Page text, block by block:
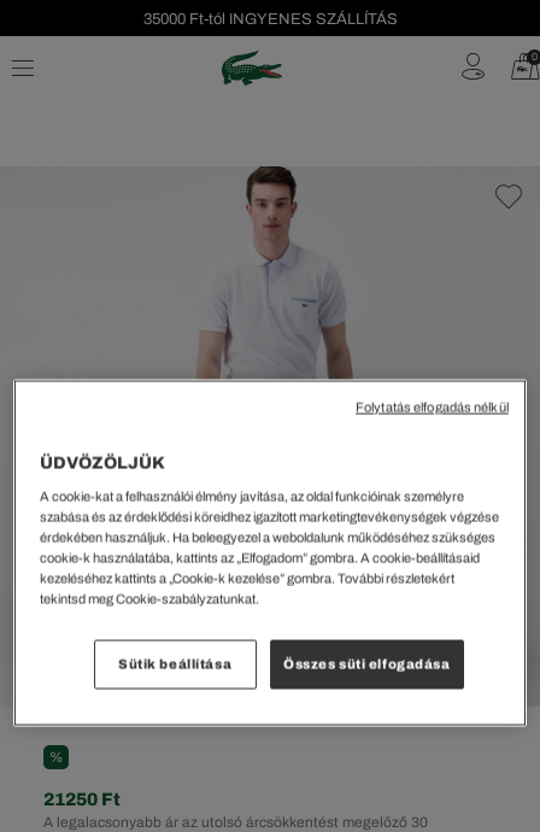
35000 Ft-tól INGYENES SZÁLLÍTÁS
Szezonális leárazás akár -40%! 0
%
A legalacsonyabb ár az utolsó árcsökkentést megelőző 30
21250 Ft
ÜDVÖZÖLJÜK
A cookie-kat a felhasználói élmény javítása, az oldal funkcióinak személyre
szabása és az érdeklődési köreidhez igazított marketingtevékenységek végzése
érdekében használjuk. Ha beleegyezel a weboldalunk működéséhez szükséges
cookie-k használatába, kattints az „Elfogadom” gombra. A cookie-beállításaid
kezeléséhez kattints a „Cookie-k kezelése” gombra. További részletekért
tekintsd meg Cookie-szabályzatunkat.
Sütik beállítása Összes süti elfogadása
Folytatás elfogadás nélkül